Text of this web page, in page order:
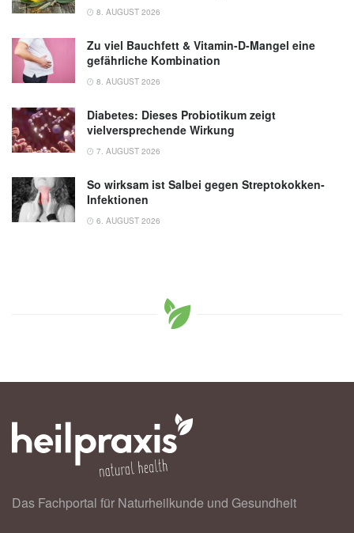
8. AUGUST 2026
Zu viel Bauchfett & Vitamin-D-Mangel eine
gefährliche Kombination
8. AUGUST 2026
Diabetes: Dieses Probiotikum zeigt
vielversprechende Wirkung
7. AUGUST 2026
So wirksam ist Salbei gegen Streptokokken-
Infektionen
6. AUGUST 2026
Das Fachportal für Naturheilkunde und Gesundheit